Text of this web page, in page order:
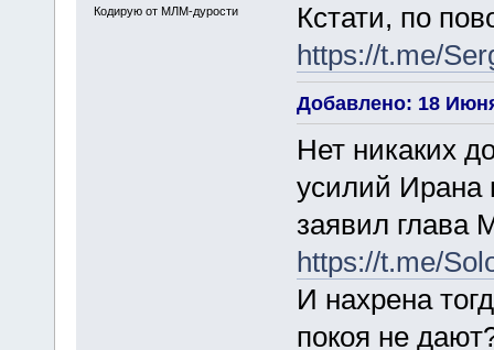
Кодирую от МЛМ-дурости
Кстати, по
https://t.me/
Добавлено: 18
Нет никаких
усилий Ирана
заявил глава
https://t.me/
И нахрена
покоя не